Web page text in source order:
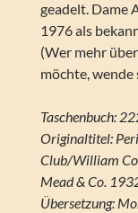
geadelt. Dame
1976 als
(Wer mehr
möchte, wende
Taschenbuch:
Originaltitel:
Club/William
Mead & Co.
Übersetzung: